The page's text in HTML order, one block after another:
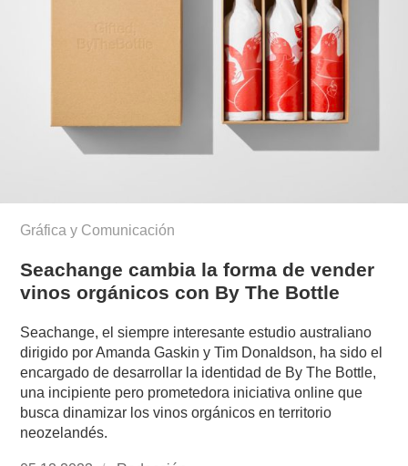
Gráfica y Comunicación
Seachange cambia la forma de vender
vinos orgánicos con By The Bottle
Seachange, el siempre interesante estudio australiano
dirigido por Amanda Gaskin y Tim Donaldson, ha sido el
encargado de desarrollar la identidad de By The Bottle,
una incipiente pero prometedora iniciativa online que
busca dinamizar los vinos orgánicos en territorio
neozelandés.